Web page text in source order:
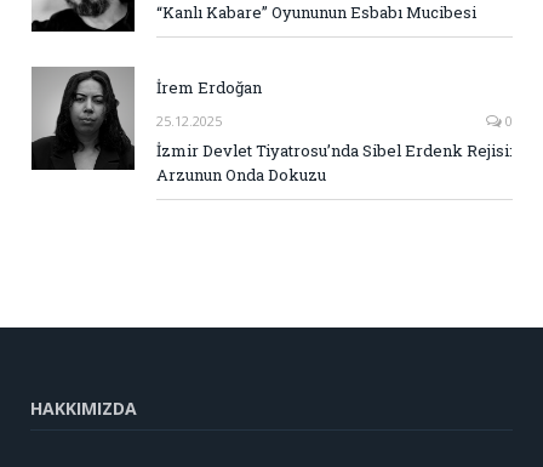
“Kanlı Kabare” Oyununun Esbabı Mucibesi
İrem Erdoğan
25.12.2025 0
İzmir Devlet Tiyatrosu’nda Sibel Erdenk Rejisi:
Arzunun Onda Dokuzu
HAKKIMIZDA